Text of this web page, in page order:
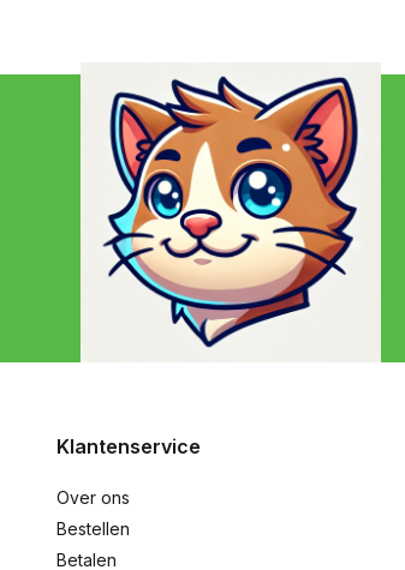
Klantenservice
Over ons
Bestellen
Betalen